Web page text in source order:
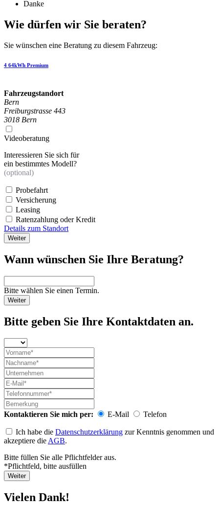
Danke
Wie dürfen wir Sie beraten?
Sie wünschen eine Beratung zu diesem Fahrzeug:
4 64kWh Premium
Fahrzeugstandort
Bern
Freiburgstrasse 443
3018 Bern
Videoberatung
Interessieren Sie sich für
ein bestimmtes Modell?
(optional)
Probefahrt
Versicherung
Leasing
Ratenzahlung oder Kredit
Details zum Standort
Weiter
Wann wünschen Sie Ihre Beratung?
Bitte wählen Sie einen Termin.
Weiter
Bitte geben Sie Ihre Kontaktdaten an.
Kontaktieren Sie mich per: E-Mail Telefon
Ich habe die Datenschutzerklärung zur Kenntnis genommen und
akzeptiere die AGB.
Bitte füllen Sie alle Pflichtfelder aus.
*Pflichtfeld, bitte ausfüllen
Weiter
Vielen Dank!